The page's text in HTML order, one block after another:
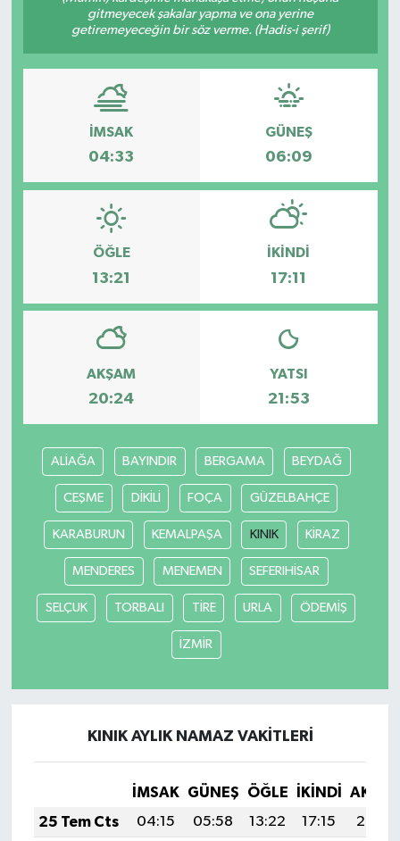
gitmeyecek şakalar yapma ve ona yerine
getiremeyeceğin bir söz verme. (Hadis-i şerif)
İMSAK
04:33
GÜNEŞ
06:09
ÖĞLE
13:21
İKINDI
17:11
AKŞAM
20:24
YATSI
21:53
ALİAĞA BAYINDIR BERGAMA BEYDAĞ
CEŞME DİKİLİ FOÇA GÜZELBAHÇE
KARABURUN KEMALPAŞA KINIK KİRAZ
MENDERES MENEMEN SEFERIHİSAR
SELÇUK TORBALI TİRE URLA ÖDEMİŞ
İZMİR
KINIK AYLIK NAMAZ VAKITLERI
İMSAK GÜNEŞ ÖĞLE İKINDI
25 Tem Cts
04:15 05:58 13:22 17:15
20:36
Gayrimenkul
Eğitim